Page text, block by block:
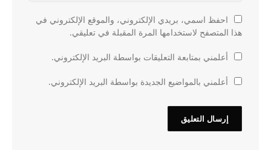
احفظ اسمي، بريدي الإلكتروني، والموقع الإلكتروني في
هذا المتصفح لاستخدامها المرة المقبلة في تعليقي.
أعلمني بمتابعة التعليقات بواسطة البريد الإلكتروني.
أعلمني بالمواضيع الجديدة بواسطة البريد الإلكتروني.